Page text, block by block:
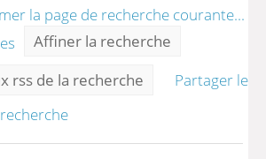
Affiner la recherche
rss de la recherche
Partager le